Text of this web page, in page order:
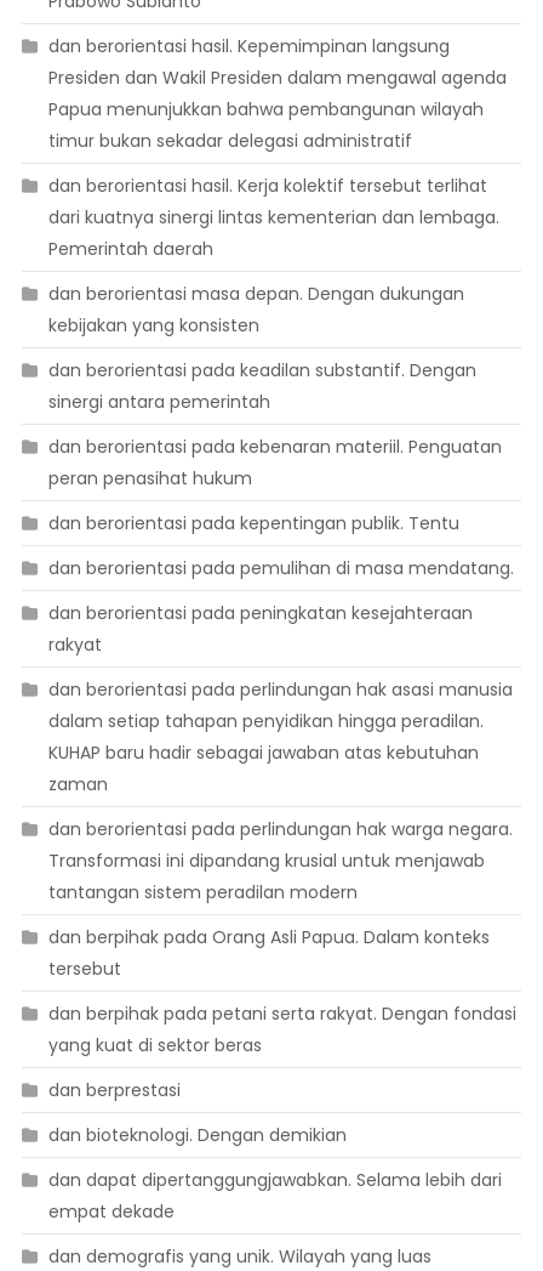
dan berorientasi hasil. Kepemimpinan langsung
Presiden dan Wakil Presiden dalam mengawal agenda
Papua menunjukkan bahwa pembangunan wilayah
timur bukan sekadar delegasi administratif
dan berorientasi hasil. Kerja kolektif tersebut terlihat
dari kuatnya sinergi lintas kementerian dan lembaga.
Pemerintah daerah
dan berorientasi masa depan. Dengan dukungan
kebijakan yang konsisten
dan berorientasi pada keadilan substantif. Dengan
sinergi antara pemerintah
dan berorientasi pada kebenaran materiil. Penguatan
peran penasihat hukum
dan berorientasi pada kepentingan publik. Tentu
dan berorientasi pada pemulihan di masa mendatang.
dan berorientasi pada peningkatan kesejahteraan
rakyat
dan berorientasi pada perlindungan hak asasi manusia
dalam setiap tahapan penyidikan hingga peradilan.
KUHAP baru hadir sebagai jawaban atas kebutuhan
zaman
dan berorientasi pada perlindungan hak warga negara.
Transformasi ini dipandang krusial untuk menjawab
tantangan sistem peradilan modern
dan berpihak pada Orang Asli Papua. Dalam konteks
tersebut
dan berpihak pada petani serta rakyat. Dengan fondasi
yang kuat di sektor beras
dan berprestasi
dan bioteknologi. Dengan demikian
dan dapat dipertanggungjawabkan. Selama lebih dari
empat dekade
dan demografis yang unik. Wilayah yang luas